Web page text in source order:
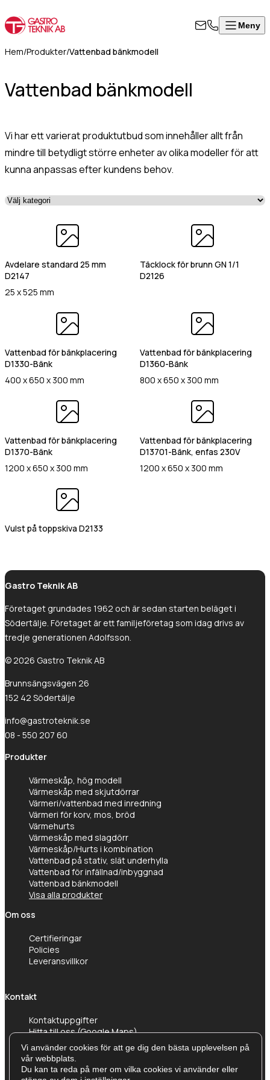
Meny
Hem/Produkter/Vattenbad bänkmodell
Vattenbad bänkmodell
Vi har ett varierat produktutbud som innehåller allt från
mindre till betydligt större enheter av olika modeller för att
kunna anpassas efter kundens behov.
Avdelare standard 25 mm
D2147
25 x 525 mm
Täcklock för brunn GN 1/1
D2126
Vattenbad för bänkplacering
D1330-Bänk
400 x 650 x 300 mm
Vattenbad för bänkplacering
D1360-Bänk
800 x 650 x 300 mm
Vattenbad för bänkplacering
D1370-Bänk
1200 x 650 x 300 mm
Vattenbad för bänkplacering
D13701-Bänk, enfas 230V
1200 x 650 x 300 mm
Vulst på toppskiva D2133
Gastro Teknik AB
Företaget grundades 1962 och är sedan starten beläget i
Södertälje. Företaget är ett familjeföretag som idag drivs av
tredje generationen Adolfsson.
© 2026 Gastro Teknik AB
Brunnsängsvägen 26
152 42 Södertälje
info@gastroteknik.se
08 - 550 207 60
Produkter
Värmeskåp, hög modell
Värmeskåp med skjutdörrar
Värmeri/vattenbad med inredning
Värmeri för korv, mos, bröd
Värmehurts
Värmeskåp med slagdörr
Värmeskåp/Hurts i kombination
Vattenbad på stativ, slät underhylla
Vattenbad för infällnad/inbyggnad
Vattenbad bänkmodell
Visa alla produkter
Om oss
Certifieringar
Policies
Leveransvillkor
Kontakt
Kontaktuppgifter
Hitta till oss (Google Maps)
Stäng
Om
Kontakt
oss så
vi så
som
(Obligatoriskt)
(Obligatoriskt)
(Obligatoriskt)
Värmeskåp, hög modell
Värmeri för korv, mos, bröd
Värmeskåp med slagdörr
Värmeskåp/Hurts i kombination
Vattenbad för infällnad/inbyggnad
Värmevagnar
Kokeri
Dispenser för korg/bricka/kantin
Hamburgervärmeri
Vi använder cookies för att ge dig den bästa upplevelsen på
vår webbplats.
Du kan ta reda på mer om vilka cookies vi använder eller